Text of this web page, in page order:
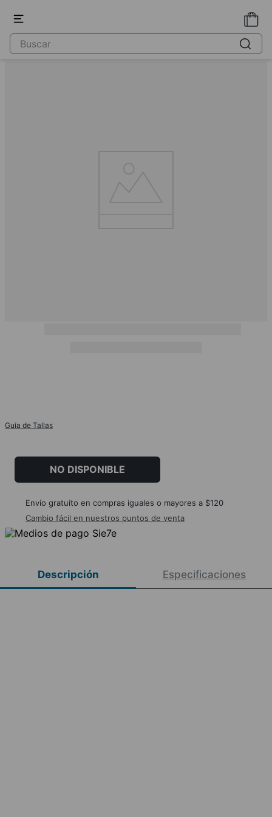
Guía de Tallas
NO DISPONIBLE
Envío gratuito en compras iguales o mayores a $120
Cambio fácil en nuestros puntos de venta
Descripción Especificaciones